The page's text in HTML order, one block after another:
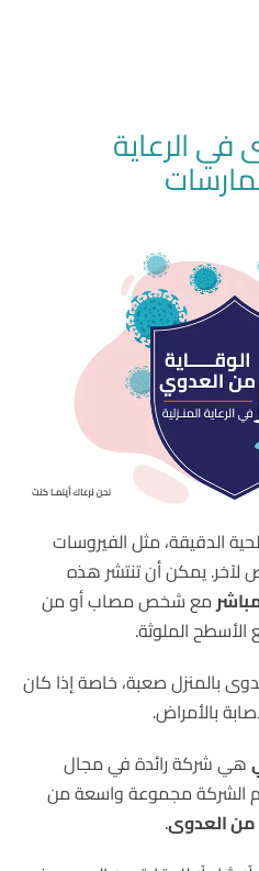
في الرعاية
الدقيقة، مثل الفيروسات
لآخر. يمكن أن تنتشر هذه
مع شخص مصاب أو من
الأسطح الملوثة.
بالمنزل صعبة، خاصة إذا كان
بالأمراض.
هي شركة رائدة في مجال
الشركة مجموعة واسعة من
من العدوى.